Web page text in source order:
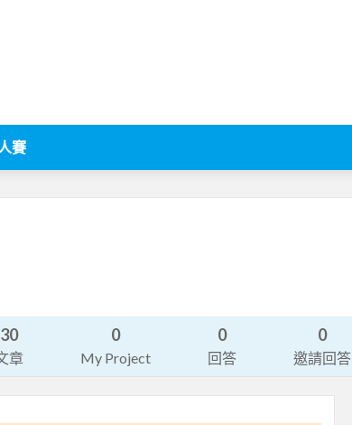
賽
30
章
0
My Project
0
回答
0
邀請回答